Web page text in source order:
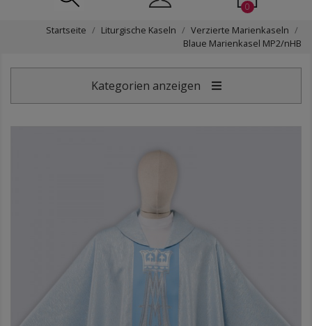
0
Startseite Liturgische Kaseln
Verzierte Marienkaseln
Blaue Marienkasel MP2/nHB
Kategorien anzeigen